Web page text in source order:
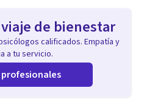
de bienestar
calificados. Empatía y
a tu servicio.